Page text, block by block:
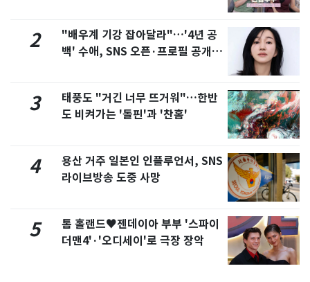
2
"배우계 기강 잡아달라"…'4년 공
백' 수애, SNS 오픈·프로필 공개
3
태풍도 "거긴 너무 뜨거워"…한반
도 비켜가는 '돌핀'과 '찬홈'
4
용산 거주 일본인 인플루언서, SNS
라이브방송 도중 사망
5
톰 홀랜드♥젠데이아 부부 '스파이
더맨4'·'오디세이'로 극장 장악